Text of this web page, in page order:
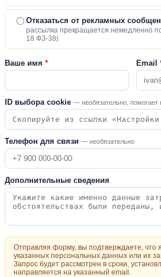
Отказаться от рекламных
рассылка прекращается немедленно
18 ФЗ-38)
Ваше имя * Email
ID выбора cookie — необязательно, помогает
Телефон для связи — необязательно
Дополнительные сведения
Отправляя форму, вы подтверждаете, что
указанных персональных данных или их
Запрос будет рассмотрен в сроки,
направляется на указанный email.